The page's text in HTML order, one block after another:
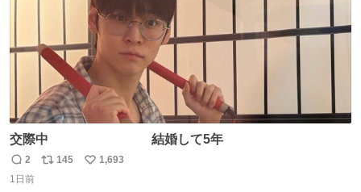
交際中 結婚して5年
返
信
2
リ
145
い
1,693
1日前